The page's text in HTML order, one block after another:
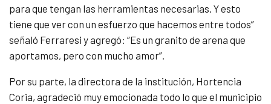
para que tengan las herramientas necesarias. Y esto
tiene que ver con un esfuerzo que hacemos entre todos”
señaló Ferraresi y agregó: “Es un granito de arena que
aportamos, pero con mucho amor”.
Por su parte, la directora de la institución, Hortencia
Coria, agradeció muy emocionada todo lo que el municipio